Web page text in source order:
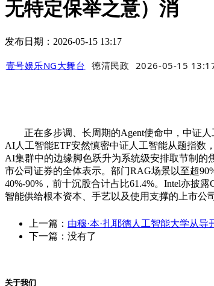
无特定保举之意）消
发布日期：2026-05-15 13:17
壹号娱乐NG大舞台 德清民政 2026-05-15
正在多步调、长周期的Agent使命中，中证人
AI人工智能ETF安然慎密中证人工智能从题指数
AI集群中的边缘脚色跃升为系统级安排取节制的
市公司证券的全体表示。部门RAG场景以至超
40%-90%，前十沉股合计占比61.4%。Intel亦披
智能供给根本资本、手艺以及使用支撑的上市公
上一篇： 由穆·本·扎耶德人工智能大学从导
下一篇：没有了
关于我们